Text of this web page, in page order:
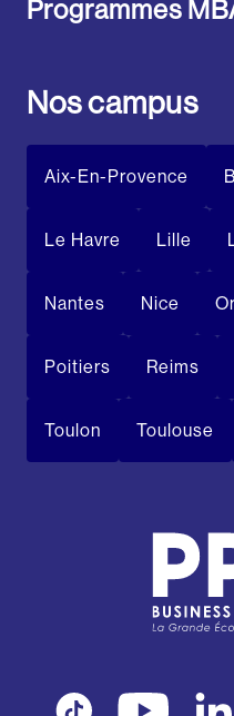
Programmes
Nos campus
Aix-En-Provence
Le Havre Lille
Nantes Nice
Poitiers Reims
Toulon Toulouse